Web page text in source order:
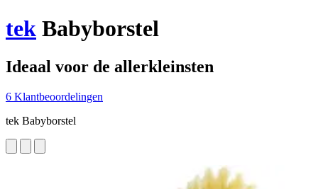
tek Babyborstel
Ideaal voor de allerkleinsten
6 Klantbeoordelingen
tek Babyborstel